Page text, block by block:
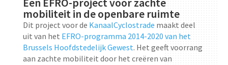
mobiliteit in de openbare ruimte
Dit project voor de KanaalCyclostrade maakt deel
uit van het EFRO-programma 2014-2020 van het
Brussels Hoofdstedelijk Gewest. Het geeft voorrang
aan zachte mobiliteit door het creëren van